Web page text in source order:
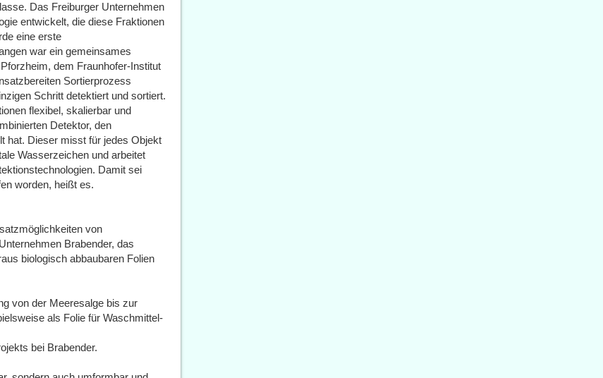
Das Freiburger Unternehmen
entwickelt, die diese Fraktionen
eine erste
war ein gemeinsames
dem Fraunhofer-Institut
Sortierprozess
Schritt detektiert und sortiert.
flexibel, skalierbar und
Detektor, den
hat. Dieser misst für jedes Objekt
Wasserzeichen und arbeitet
Damit sei
worden, heißt es.
von
Brabender, das
biologisch abbaubaren Folien
von der Meeresalge bis zur
als Folie für Waschmittel-
bei Brabender.